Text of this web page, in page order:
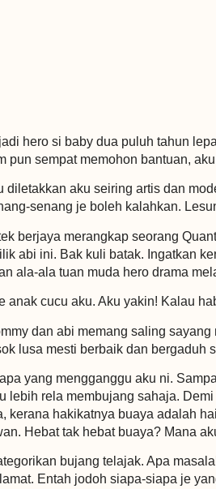
hero si baby dua puluh tahun
pun sempat memohon bantuan,
diletakkan aku seiring artis dan
senang je boleh kalahkan.
berjaya merangkap seorang
abi ini. Bak kuli batak. Ingatkan
ala-ala tuan muda hero drama
anak cucu aku. Aku yakin! Kalau
dan abi memang saling
lusa mesti berbaik dan bergaduh
yang mengganggu aku ni.
lebih rela membujang sahaja.
kerana hakikatnya buaya adalah
Hebat tak hebat buaya? Mana
bujang telajak. Apa
Entah jodoh siapa-siapa je